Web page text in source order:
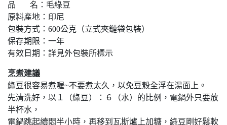
品 名：毛綠豆
原料產地：印尼
包裝方式：600公克（立式夾鏈袋包裝）
保存期限：一年
有效日期：詳見外包裝所標示
烹煮建議
綠豆很容易煮喔~不要煮太久，以免豆殼全浮在湯面上。
先清洗好，以１（綠豆）：６（水）的比例，電鍋外只要放
半杯水，
電鍋跳起續悶半小時，再移到瓦斯爐上加糖，綠豆剛好鬆軟